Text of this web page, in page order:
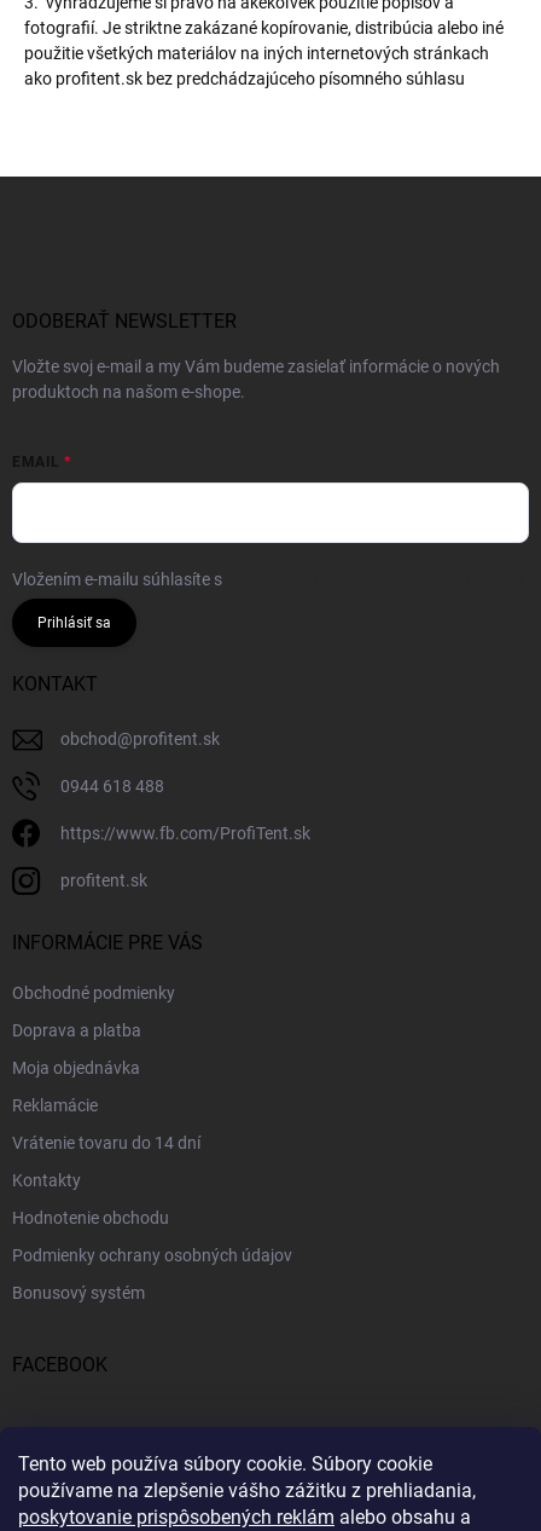
Tento web používa súbory cookie. Súbory cookie
používame na zlepšenie vášho zážitku z prehliadania,
poskytovanie prispôsobených reklám alebo obsahu a
fotografií. Je striktne zakázané kopírovanie, distribúcia alebo iné
použitie všetkých materiálov na iných internetových stránkach
ako profitent.sk bez predchádzajúceho písomného súhlasu
ODOBERAŤ NEWSLETTER
Vložte svoj e-mail a my Vám budeme zasielať informácie o nových
produktoch na našom e-shope.
EMAIL
Vložením e-mailu súhlasíte s
Prihlásiť sa
KONTAKT
obchod@profitent.sk
0944 618 488
https://www.fb.com/ProfiTent.sk
profitent.sk
INFORMÁCIE PRE VÁS
Obchodné podmienky
Doprava a platba
Moja objednávka
Reklamácie
Vrátenie tovaru do 14 dní
Kontakty
Hodnotenie obchodu
Podmienky ochrany osobných údajov
Bonusový systém
FACEBOOK
PRIJÍMAME ONLINE PLATBY